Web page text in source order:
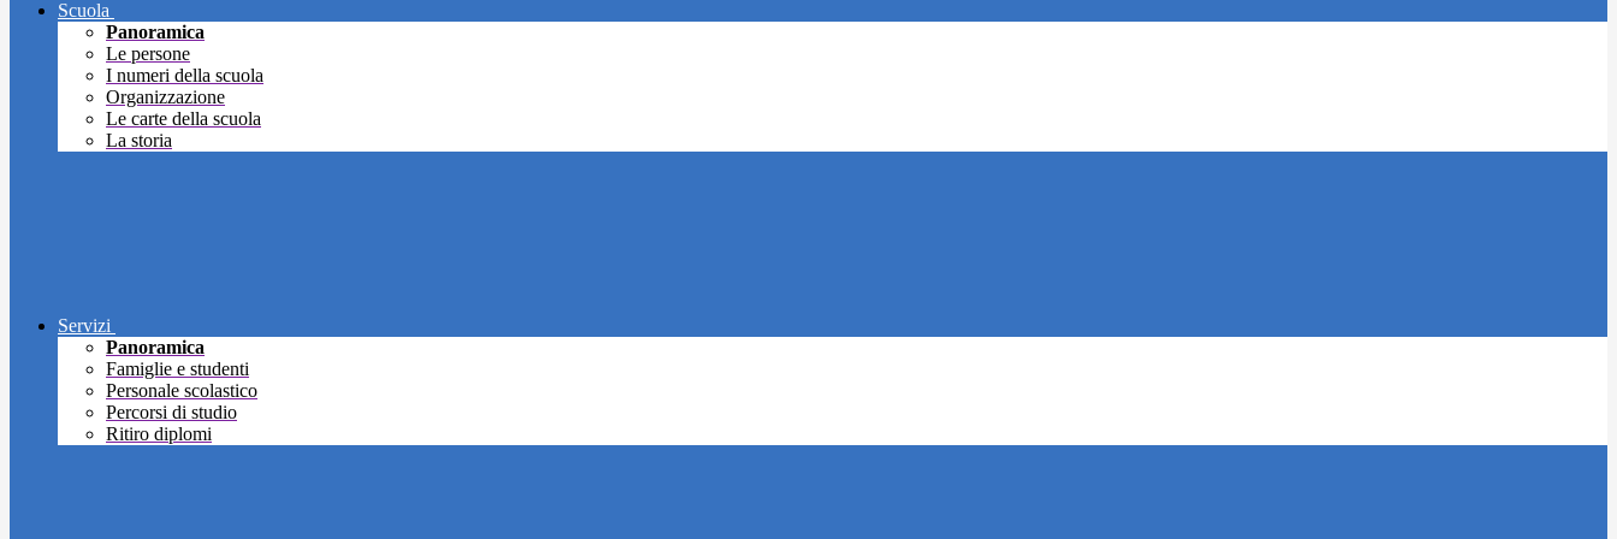
Scuola
Panoramica
Le persone
I numeri della scuola
Organizzazione
Le carte della scuola
La storia
Servizi
Panoramica
Famiglie e studenti
Personale scolastico
Percorsi di studio
Ritiro diplomi